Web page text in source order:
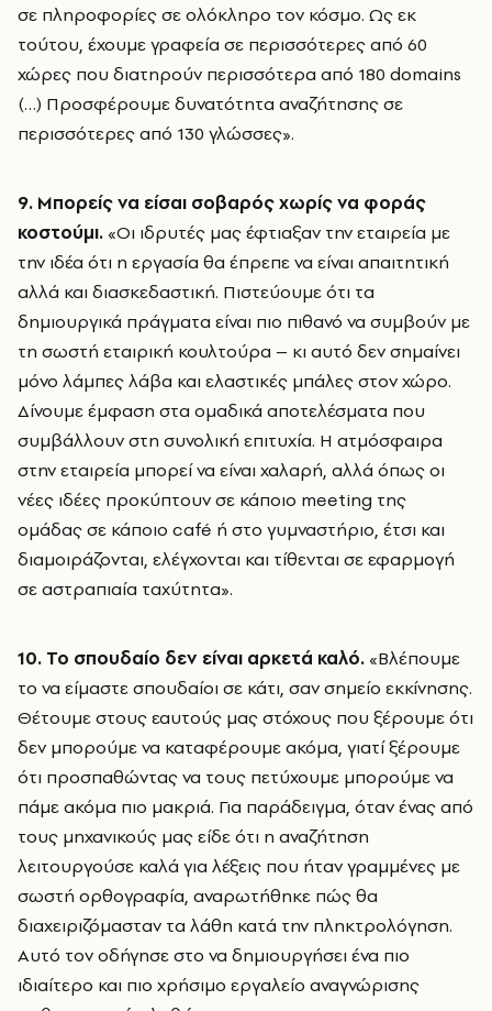
σε πληροφορίες σε ολόκληρο τον κόσμο. Ως εκ
τούτου, έχουμε γραφεία σε περισσότερες από 60
χώρες που διατηρούν περισσότερα από 180 domains
(…) Προσφέρουμε δυνατότητα αναζήτησης σε
περισσότερες από 130 γλώσσες».
9. Μπορείς να είσαι σοβαρός χωρίς να φοράς
κοστούμι. «Οι ιδρυτές μας έφτιαξαν την εταιρεία με
την ιδέα ότι η εργασία θα έπρεπε να είναι απαιτητική
αλλά και διασκεδαστική. Πιστεύουμε ότι τα
δημιουργικά πράγματα είναι πιο πιθανό να συμβούν με
τη σωστή εταιρική κουλτούρα – κι αυτό δεν σημαίνει
μόνο λάμπες λάβα και ελαστικές μπάλες στον χώρο.
Δίνουμε έμφαση στα ομαδικά αποτελέσματα που
συμβάλλουν στη συνολική επιτυχία. Η ατμόσφαιρα
στην εταιρεία μπορεί να είναι χαλαρή, αλλά όπως οι
νέες ιδέες προκύπτουν σε κάποιο meeting της
ομάδας σε κάποιο café ή στο γυμναστήριο, έτσι και
διαμοιράζονται, ελέγχονται και τίθενται σε εφαρμογή
σε αστραπιαία ταχύτητα».
10. Το σπουδαίο δεν είναι αρκετά καλό. «Βλέπουμε
το να είμαστε σπουδαίοι σε κάτι, σαν σημείο εκκίνησης.
Θέτουμε στους εαυτούς μας στόχους που ξέρουμε ότι
δεν μπορούμε να καταφέρουμε ακόμα, γιατί ξέρουμε
ότι προσπαθώντας να τους πετύχουμε μπορούμε να
πάμε ακόμα πιο μακριά. Για παράδειγμα, όταν ένας από
τους μηχανικούς μας είδε ότι η αναζήτηση
λειτουργούσε καλά για λέξεις που ήταν γραμμένες με
σωστή ορθογραφία, αναρωτήθηκε πώς θα
διαχειριζόμασταν τα λάθη κατά την πληκτρολόγηση.
Αυτό τον οδήγησε στο να δημιουργήσει ένα πιο
ιδιαίτερο και πιο χρήσιμο εργαλείο αναγνώρισης